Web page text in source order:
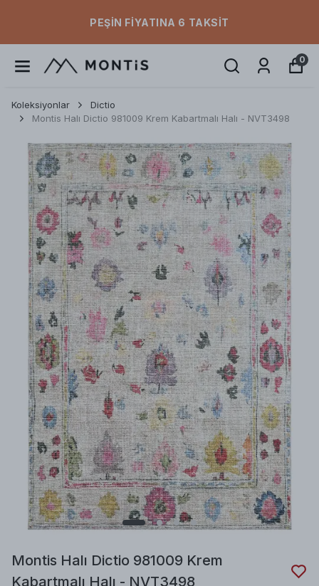
PEŞIN FIYATINA 6 TAKSIT
0
Koleksiyonlar
Dictio
Montis Halı Dictio 981009 Krem Kabartmalı Halı - NVT3498
Montis Halı Dictio 981009 Krem
Kabartmalı Halı - NVT3498